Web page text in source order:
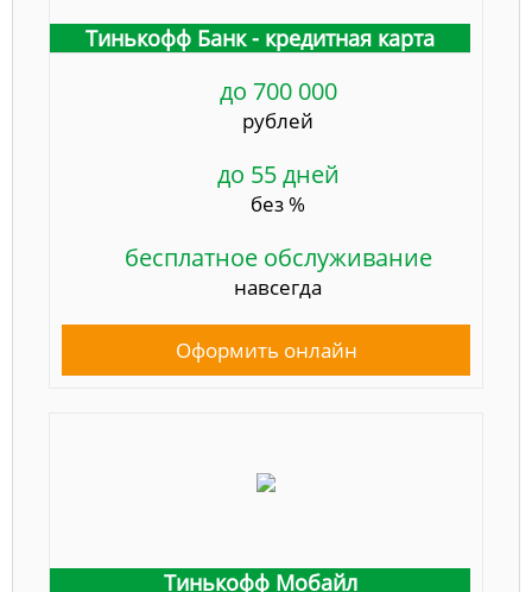
Тинькофф Банк - кредитная карта
до 700 000
рублей
до 55 дней
без %
бесплатное обслуживание
навсегда
Оформить онлайн
Тинькофф Мобайл